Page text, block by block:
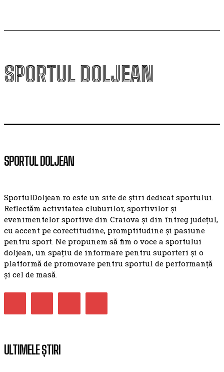
SPORTUL DOLJEAN
SPORTUL DOLJEAN
SportulDoljean.ro este un site de știri dedicat sportului.
Reflectăm activitatea cluburilor, sportivilor și
evenimentelor sportive din Craiova și din întreg județul,
cu accent pe corectitudine, promptitudine și pasiune
pentru sport. Ne propunem să fim o voce a sportului
doljean, un spațiu de informare pentru suporteri și o
platformă de promovare pentru sportul de performanță
și cel de masă.
ULTIMELE ȘTIRI